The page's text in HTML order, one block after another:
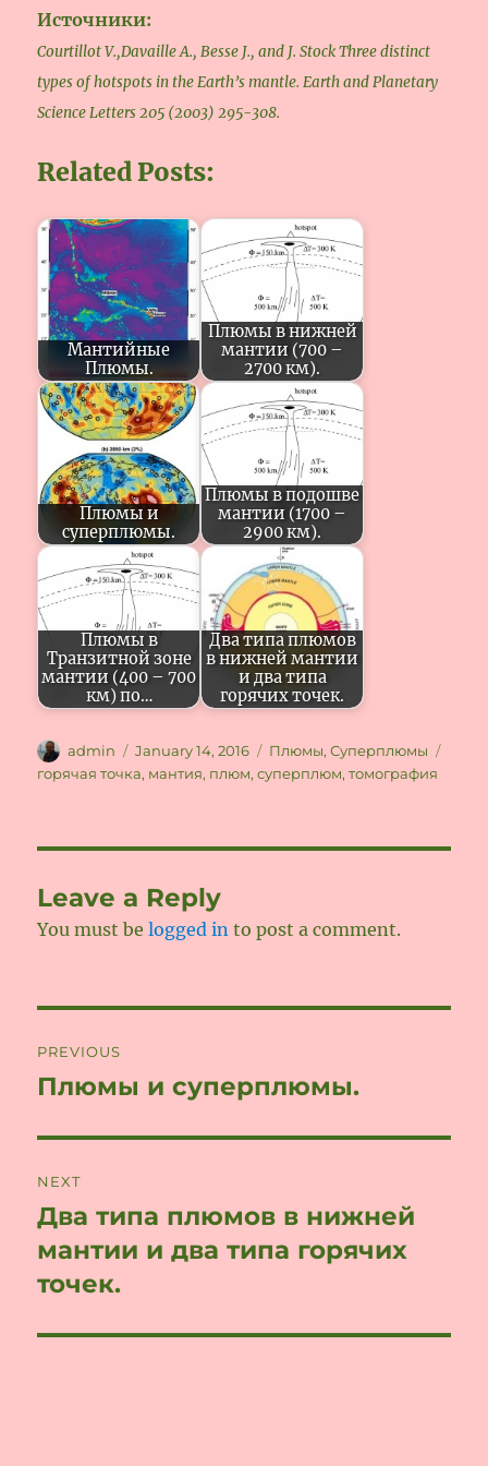
Источники:
Courtillot V.,Davaille A., Besse J., and J. Stock Three distinct
types of hotspots in the Earth’s mantle. Earth and Planetary
Science Letters 205 (2003) 295-308.
Related Posts:
Мантийные
Плюмы.
Плюмы в нижней
мантии (700 –
2700 км).
Плюмы и
суперплюмы.
Плюмы в подошве
мантии (1700 –
2900 км).
Плюмы в
Транзитной зоне
мантии (400 – 700
км) по…
Два типа плюмов
в нижней мантии
и два типа
горячих точек.
Author
admin
Posted
on
January 14, 2016 Categories
Плюмы,Суперплюмы
горячая точка, мантия, плюм,суперплюм,томография
Leave a Reply
You must belogged in to post a comment.
navigation
PREVIOUS
Previous
Плюмы и суперплюмы.
NEXT
Next
post:
Два типа плюмов в нижней
мантии и два типа горячих
точек.